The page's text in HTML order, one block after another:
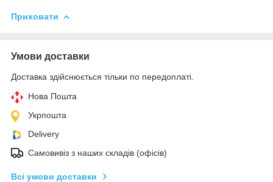
Приховати
Умови доставки
Доставка здійснюється тільки по передоплаті.
Нова Пошта
Укрпошта
Delivery
Самовивіз з наших складів (офісів)
Всі умови доставки